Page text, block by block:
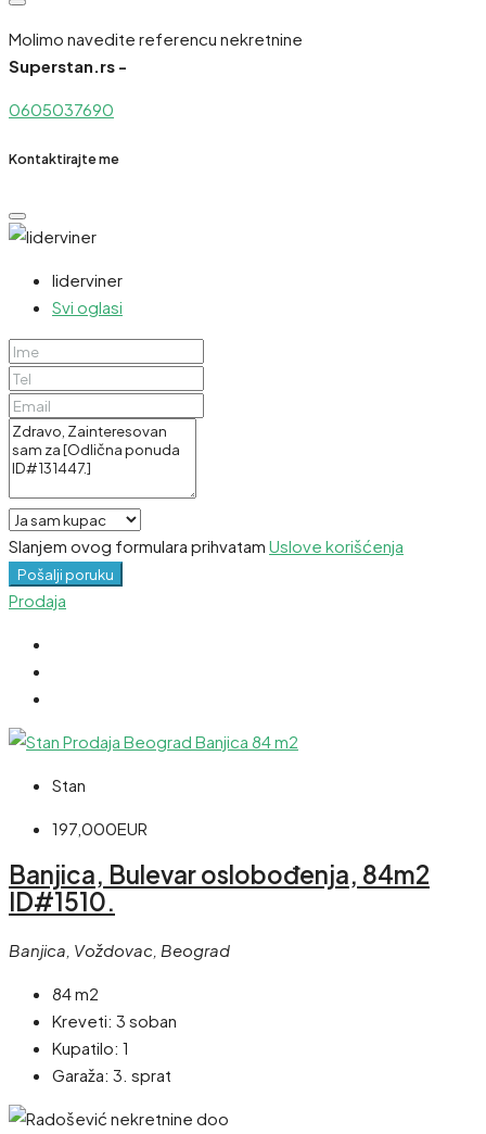
Molimo navedite referencu nekretnine
Superstan.rs -
0605037690
Kontaktirajte me
liderviner
Svi oglasi
Slanjem ovog formulara prihvatam Uslove korišćenja
Pošalji poruku
Prodaja
Stan
197,000EUR
Banjica, Bulevar oslobođenja, 84m2
ID#1510.
Banjica, Voždovac, Beograd
84 m2
Kreveti: 3 soban
Kupatilo: 1
Garaža: 3. sprat